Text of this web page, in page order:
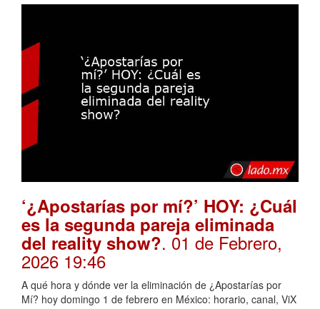
‘¿Apostarías por mí?’ HOY: ¿Cuál
es la segunda pareja eliminada
del reality show?. 01 de Febrero,
2026 19:46
A qué hora y dónde ver la eliminación de ¿Apostarías por
Mí? hoy domingo 1 de febrero en México: horario, canal, ViX